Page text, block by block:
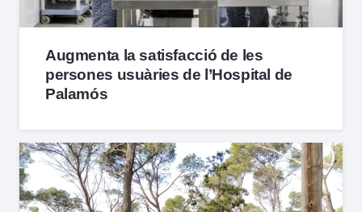
Augmenta la satisfacció de les
persones usuàries de l’Hospital de
Palamós